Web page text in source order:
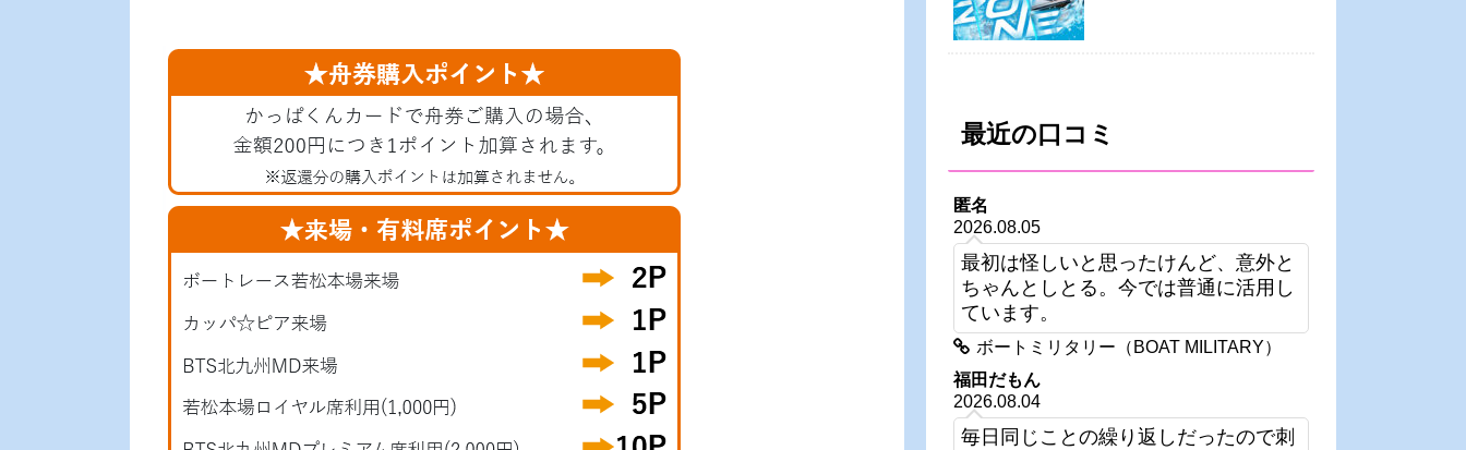
最近の口コミ
匿名
2026.08.05
最初は怪しいと思ったけんど、意外と
ちゃんとしとる。今では普通に活用し
ています。
ボートミリタリー（BOAT MILITARY）
福田だもん
2026.08.04
毎日同じことの繰り返しだったので刺